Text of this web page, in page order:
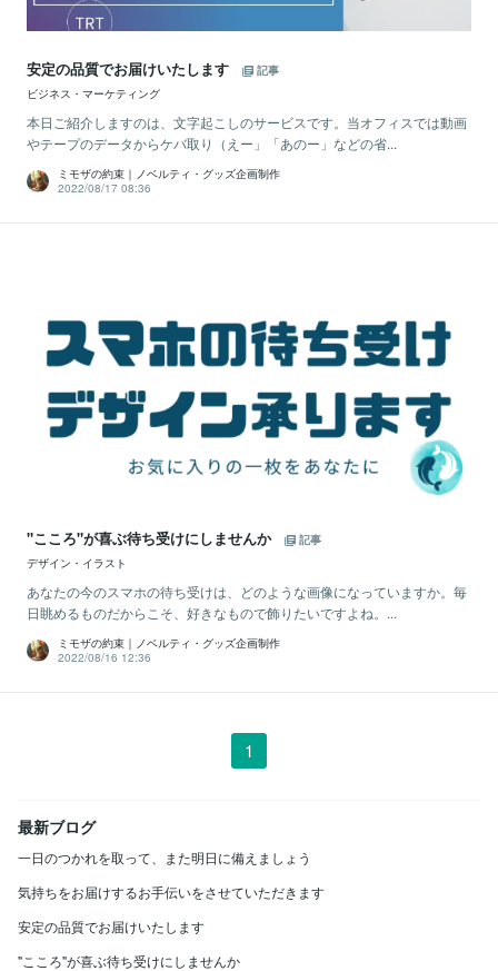
安定の品質でお届けいたします
記事
ビジネス・マーケティング
本日ご紹介しますのは、文字起こしのサービスです。当オフィスでは動画
やテープのデータからケバ取り（えー」「あのー」などの省...
ミモザの約束｜ノベルティ・グッズ企画制作
2022/08/17 08:36
"こころ"が喜ぶ待ち受けにしませんか
記事
デザイン・イラスト
あなたの今のスマホの待ち受けは、どのような画像になっていますか。毎
日眺めるものだからこそ、好きなもので飾りたいですよね。...
ミモザの約束｜ノベルティ・グッズ企画制作
2022/08/16 12:36
1
最新ブログ
一日のつかれを取って、また明日に備えましょう
気持ちをお届けするお手伝いをさせていただきます
安定の品質でお届けいたします
"こころ"が喜ぶ待ち受けにしませんか